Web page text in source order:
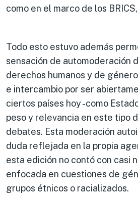
como en el marco de los
Todo esto estuvo además
sensación de automoderación
derechos humanos y de
e intercambio por ser
ciertos países hoy -como
peso y relevancia en este tipo
debates. Esta moderación
duda reflejada en la propia
esta edición no contó con casi
enfocada en cuestiones de
grupos étnicos o racializados.